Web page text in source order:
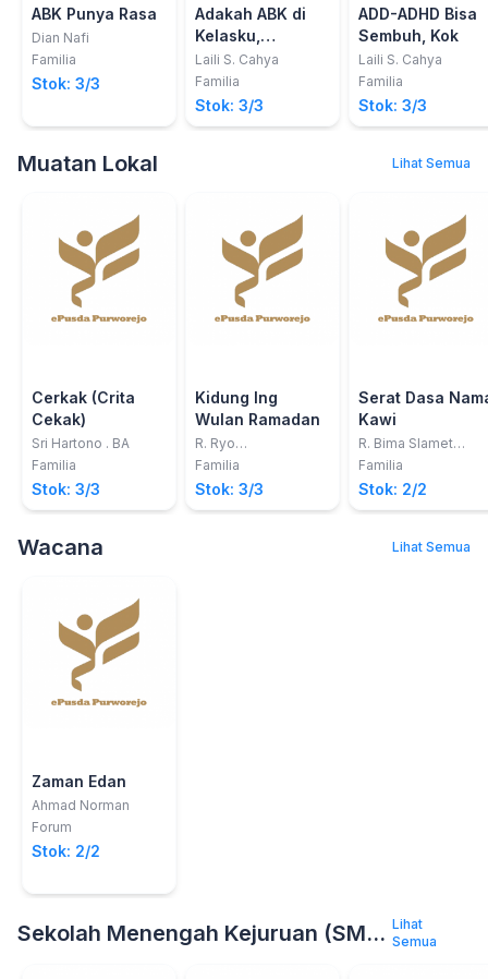
ABK Punya Rasa
Dian Nafi
Familia
Stok: 3/3
Adakah ABK di
Kelasku,
Bagaimana Guru
Mengenali ABK di
Sekolah
Laili S. Cahya
Familia
Stok: 3/3
ADD-ADHD Bisa
Sembuh, Kok
Laili S. Cahya
Familia
Stok: 3/3
Muatan Lokal Lihat Semua
Cerkak (Crita
Cekak)
Sri Hartono . BA
Familia
Stok: 3/3
Kidung Ing
Wulan Ramadan
R. Ryo
Dwijohangreksobroto,
Familia
Stok: 3/3
Serat Dasa
Kawi
R. Bima Slamet
Raharja, S.S., M.A.
Familia
Stok: 2/2
Wacana Lihat Semua
Zaman Edan
Ahmad Norman
Forum
Stok: 2/2
Sekolah Menengah Kejuruan (SMK ) Lihat
Semua